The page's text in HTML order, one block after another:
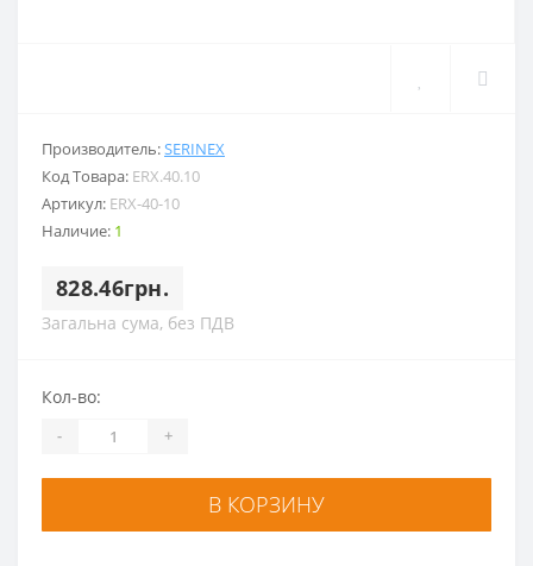
Производитель:SERINEX
Код Товара: ERX.40.10
Артикул: ERX-40-10
Наличие: 1
828.46грн.
Загальна сума, без ПДВ
Кол-во:
- +
В КОРЗИНУ